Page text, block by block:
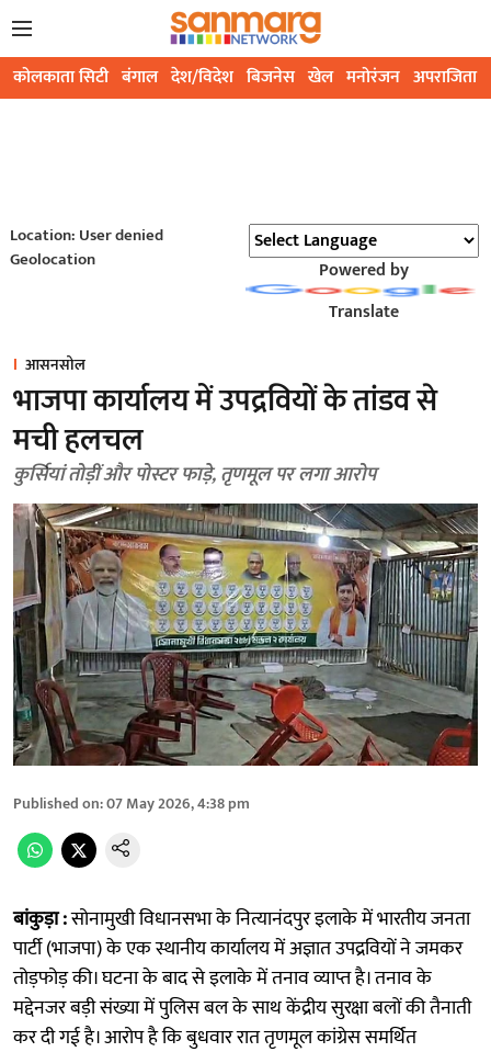
कोलकाता सिटी बंगाल देश/विदेश बिजनेस खेल मनोरंजन अपराजिता
Location: User denied
Geolocation
Powered by
Translate
आसनसोल
भाजपा कार्यालय में उपद्रवियों के तांडव से
मची हलचल
कुर्सियां तोड़ीं और पोस्टर फाड़े, तृणमूल पर लगा आरोप
Published on:07 May 2026, 4:38 pm
बांकुड़ा :सोनामुखी विधानसभा के नित्यानंदपुर इलाके में भारतीय जनता
पार्टी (भाजपा) के एक स्थानीय कार्यालय में अज्ञात उपद्रवियों ने जमकर
तोड़फोड़ की। घटना के बाद से इलाके में तनाव व्याप्त है। तनाव के
मद्देनजर बड़ी संख्या में पुलिस बल के साथ केंद्रीय सुरक्षा बलों की तैनाती
कर दी गई है। आरोप है कि बुधवार रात तृणमूल कांग्रेस समर्थित